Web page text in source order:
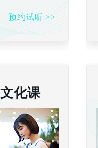
预约试听 >>
化课